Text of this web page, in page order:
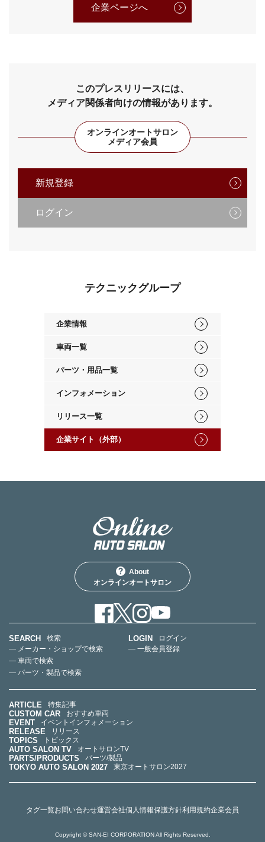
企業ページへ
このプレスリリースには、
メディア関係者向けの情報があります。
オンラインオートサロン
メディア会員
新規登録
ログイン
テクニックグループ
企業情報
車両一覧
パーツ・用品一覧
インフォメーション
リリース一覧
企業サイト（外部）
About
オンラインオートサロン
SEARCH
検索
— メーカー・ショップで検索
— 車両で検索
— パーツ・製品で検索
LOGIN
ログイン
— 一般会員登録
ARTICLE 特集記事
CUSTOM CAR おすすめ車両
EVENT イベントインフォメーション
RELEASE リリース
TOPICS トピックス
AUTO SALON TV オートサロンTV
PARTS/PRODUCTS パーツ/製品
TOKYO AUTO SALON 2027 東京オートサロン2027
タグ一覧お問い合わせ運営会社個人情報保護方針利用規約企業会員
Copyright © SAN-EI CORPORATION All Rights Reserved.